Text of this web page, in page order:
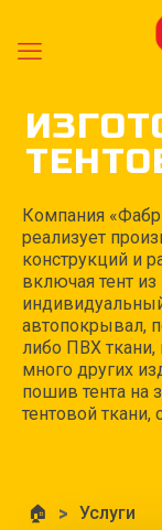
Компания
реализует
конструкций и
включая тент
автопокрывал,
либо ПВХ
много других
пошив тента на
тентовой
🏠 > Услуги